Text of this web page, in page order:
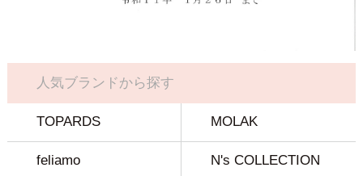
人気ブランドから探す
TOPARDS MOLAK
feliamo N's COLLECTION